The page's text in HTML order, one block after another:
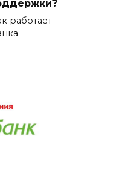
работает